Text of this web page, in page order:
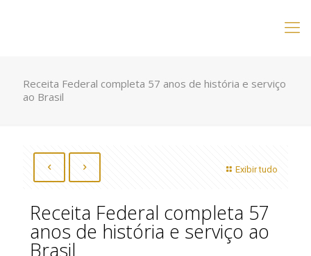
Receita Federal completa 57 anos de história e serviço
ao Brasil
Exibir tudo
Receita Federal completa 57
anos de história e serviço ao
Brasil